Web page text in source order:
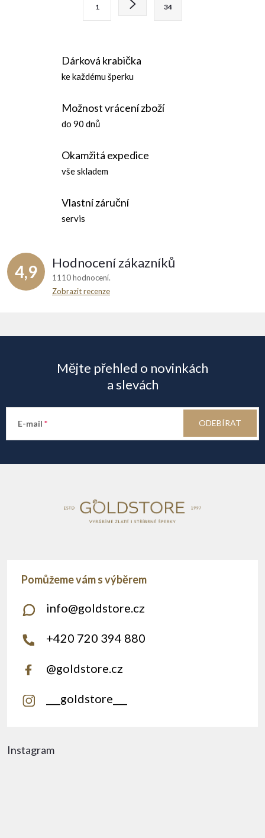
v
ý
i
1 34
Dárková krabička
ke každému šperku
Možnost vrácení zboží
do 90 dnů
Okamžitá expedice
vše skladem
Vlastní záruční
servis
4,9 Hodnocení zákazníků
1110 hodnocení
Zobrazit recenze
a
t
Mějte přehled o novinkách
a slevách
E-mail ODEBÍRAT
Instagram
info@goldstore.cz
+420 720 394 880
@goldstore.cz
___goldstore___